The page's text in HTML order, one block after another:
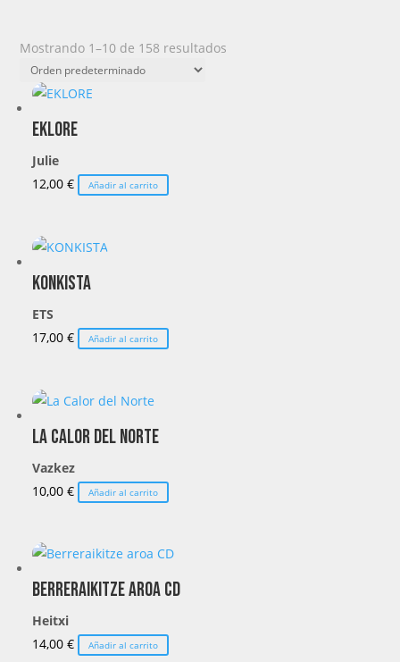
Mostrando 1–10 de 158 resultados
EKLORE
Julie
12,00€ Añadir al carrito
KONKISTA
ETS
17,00€ Añadir al carrito
La Calor del Norte
Vazkez
10,00€ Añadir al carrito
Berreraikitze aroa CD
Heitxi
14,00€ Añadir al carrito